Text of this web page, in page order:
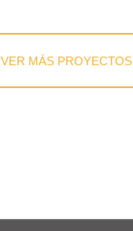
VER MÁS PROYECTOS